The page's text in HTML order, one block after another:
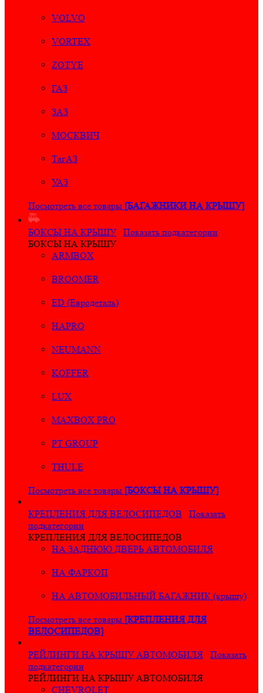
VOLVO
VORTEX
ZOTYE
ГАЗ
ЗАЗ
МОСКВИЧ
ТагАЗ
УАЗ
Посмотреть все товары [БАГАЖНИКИ НА КРЫШУ]
БОКСЫ НА КРЫШУ
Показать подкатегории
БОКСЫ НА КРЫШУ
ARMBOX
BROOMER
ED (Евродеталь)
HAPRO
NEUMANN
KOFFER
LUX
MAXBOX PRO
PT GROUP
THULE
Посмотреть все товары [БОКСЫ НА КРЫШУ]
КРЕПЛЕНИЯ ДЛЯ ВЕЛОСИПЕДОВ
Показать
подкатегории
КРЕПЛЕНИЯ ДЛЯ ВЕЛОСИПЕДОВ
НА ЗАДНЮЮ ДВЕРЬ АВТОМОБИЛЯ
НА ФАРКОП
НА АВТОМОБИЛЬНЫЙ БАГАЖНИК (крышу)
Посмотреть все товары [КРЕПЛЕНИЯ ДЛЯ
ВЕЛОСИПЕДОВ]
РЕЙЛИНГИ НА КРЫШУ АВТОМОБИЛЯ
Показать
подкатегории
РЕЙЛИНГИ НА КРЫШУ АВТОМОБИЛЯ
CHEVROLET